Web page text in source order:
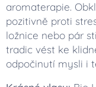
aromaterapie.
pozitivně proti
ložnice nebo pár
tradic vést ke
odpočinutí mysli i